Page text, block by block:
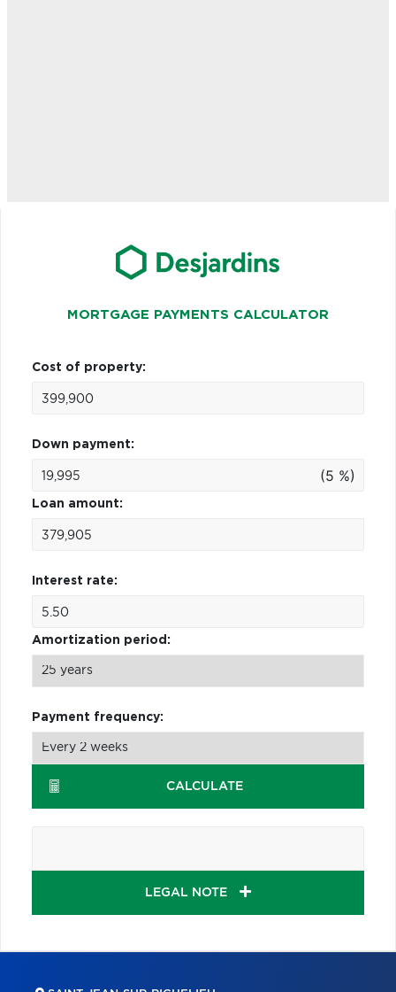
MORTGAGE PAYMENTS CALCULATOR
Cost of property:
Down payment:
(5 %)
Loan amount:
Interest rate:
Amortization period:
Payment frequency:
CALCULATE
LEGAL NOTE